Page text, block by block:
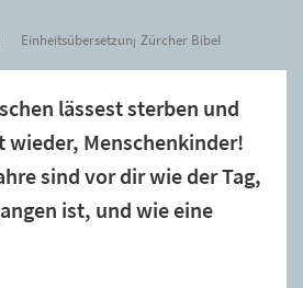
Einheitsübersetzung Zürcher Bibel
lässest sterben und
Menschenkinder!
sind vor dir wie der Tag,
ist, und wie eine